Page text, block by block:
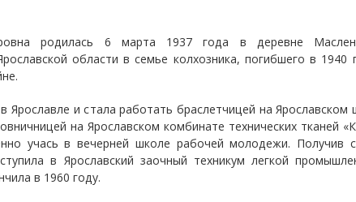
родилась 6 марта 1937 года в деревне
области в семье колхозника, погибшего в 1940
Ярославле и стала работать браслетчицей на Ярославском
на Ярославском комбинате технических тканей
учась в вечерней школе рабочей молодежи. Получив
в Ярославский заочный техникум легкой
в 1960 году.